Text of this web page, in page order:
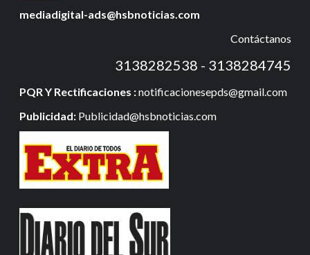
mediadigital-ads@hsbnoticias.com
Contáctanos
3138282538 - 3138284745
PQR Y Rectificaciones :notificacionesepds@gmail.com
Publicidad: Publicidad@hsbnoticias.com